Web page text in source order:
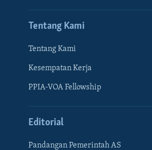
Tentang Kami
Tentang Kami
Kesempatan Kerja
PPIA-VOA Fellowship
Editorial
Pandangan Pemerintah AS